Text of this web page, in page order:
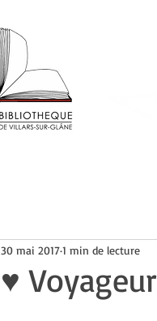
♥
30 mai 20171 min de lecture